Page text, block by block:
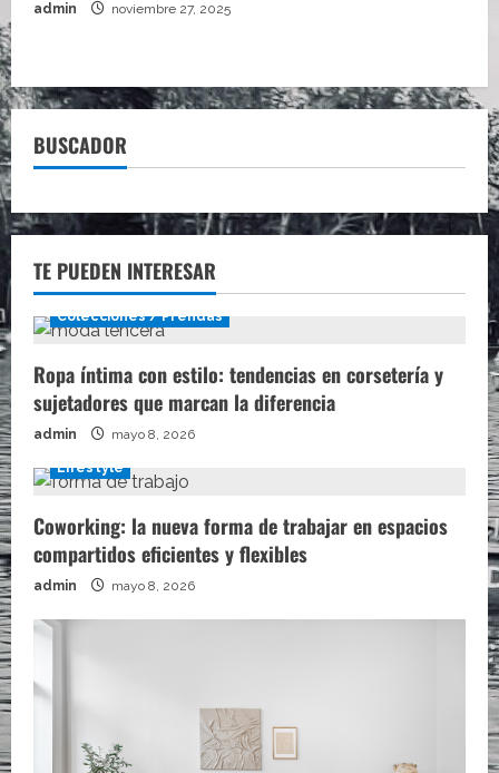
admin noviembre 27, 2025
BUSCADOR
TE PUEDEN INTERESAR
Colecciones / Prendas
Ropa íntima con estilo: tendencias en corsetería y
sujetadores que marcan la diferencia
admin mayo 8, 2026
Lifestyle
Coworking: la nueva forma de trabajar en espacios
compartidos eficientes y flexibles
admin mayo 8, 2026